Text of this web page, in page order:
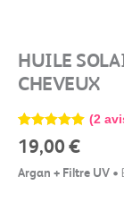
HUILE
CHEVEUX
Noté 5.00
sur 5
2
notations
(2
19,00€
Argan + Filtre UV •